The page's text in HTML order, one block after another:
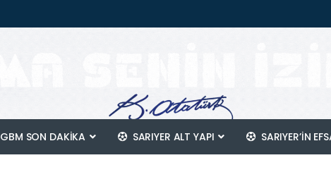
GBM SON DAKİKA SARIYER ALT YAPI SARIYER’IN